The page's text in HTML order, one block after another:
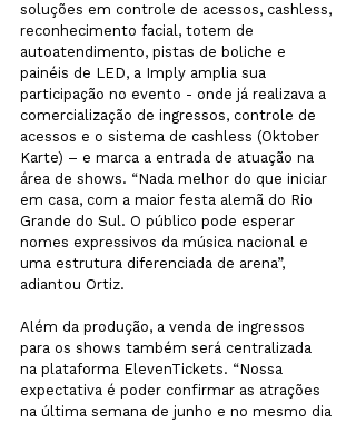
soluções em controle de acessos, cashless,
reconhecimento facial, totem de
autoatendimento, pistas de boliche e
painéis de LED, a Imply amplia sua
participação no evento - onde já realizava a
comercialização de ingressos, controle de
acessos e o sistema de cashless (Oktober
Karte) – e marca a entrada de atuação na
área de shows. “Nada melhor do que iniciar
em casa, com a maior festa alemã do Rio
Grande do Sul. O público pode esperar
nomes expressivos da música nacional e
uma estrutura diferenciada de arena”,
adiantou Ortiz.
Além da produção, a venda de ingressos
para os shows também será centralizada
na plataforma ElevenTickets. “Nossa
expectativa é poder confirmar as atrações
na última semana de junho e no mesmo dia